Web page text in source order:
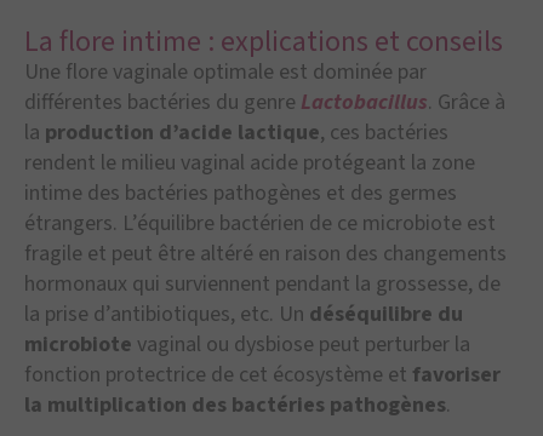
La flore intime : explications et conseils
Une flore vaginale optimale est dominée par
différentes bactéries du genre Lactobacillus. Grâce à
la production d’acide lactique, ces bactéries
rendent le milieu vaginal acide protégeant la zone
intime des bactéries pathogènes et des germes
étrangers. L’équilibre bactérien de ce microbiote est
fragile et peut être altéré en raison des changements
hormonaux qui surviennent pendant la grossesse, de
la prise d’antibiotiques, etc. Un déséquilibre du
microbiote vaginal ou dysbiose peut perturber la
fonction protectrice de cet écosystème et favoriser
la multiplication des bactéries pathogènes.